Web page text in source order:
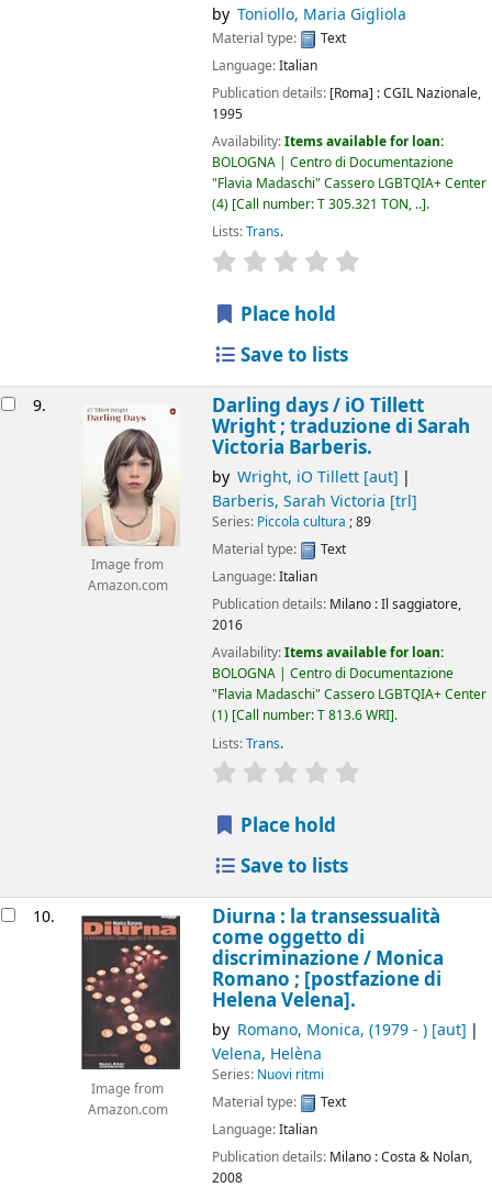
by Toniollo, Maria Gigliola
Material type:
Text
Language:Italian
Publication details: [Roma] :CGIL Nazionale,
1995
Availability:Items available for loan:
BOLOGNA | Centro di Documentazione
"Flavia Madaschi" Cassero LGBTQIA+ Center
(4) Call number:T 305.321 TON, .. .
Lists:Trans.
star rating
Place hold
Save to lists
9.
Image from
Amazon.com
Darling days / iO Tillett
Wright ; traduzione di Sarah
Victoria Barberis.
by Wright, iO Tillett[aut]
Barberis, Sarah Victoria [trl]
Series: Piccola cultura ; 89
Material type:
Text
Language:Italian
Publication details: Milano :Il saggiatore,
2016
Availability:Items available for loan:
BOLOGNA | Centro di Documentazione
"Flavia Madaschi" Cassero LGBTQIA+ Center
(1) Call number:T 813.6 WRI .
Lists:Trans.
star rating
Place hold
Save to lists
10.
Image from
Amazon.com
Diurna : la transessualità
come oggetto di
discriminazione / Monica
Romano ; [postfazione di
Helena Velena].
by Romano, Monica, (1979 - )[aut]
Velena, Helèna
Series: Nuovi ritmi
Material type:
Text
Language:Italian
Publication details: Milano :Costa & Nolan,
2008